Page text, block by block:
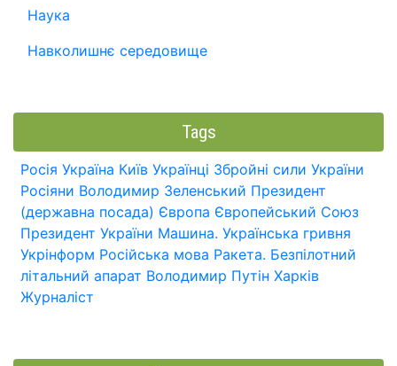
Наука
Навколишнє середовище
Tags
Росія Україна Київ Українці Збройні сили України
Росіяни Володимир Зеленський Президент
(державна посада) Європа Європейський Союз
Президент України Машина. Українська гривня
Укрінформ Російська мова Ракета. Безпілотний
літальний апарат Володимир Путін Харків
Журналіст